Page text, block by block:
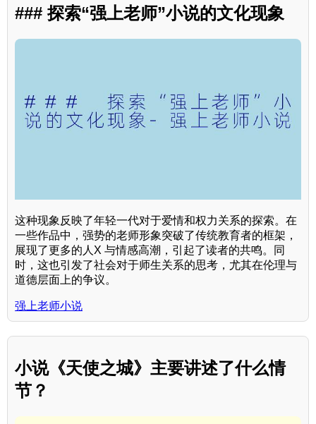
### 探索“强上老师”小说的文化现象
这种现象反映了年轻一代对于爱情和权力关系的探索。在
一些作品中，强势的老师形象突破了传统教育者的框架，
展现了更多的人X 与情感高潮，引起了读者的共鸣。同
时，这也引发了社会对于师生关系的思考，尤其在伦理与
道德层面上的争议。
强上老师小说
小说《天使之城》主要讲述了什么情
节？